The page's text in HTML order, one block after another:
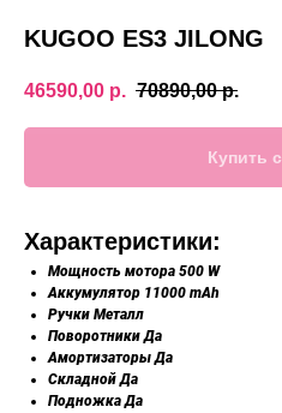
KUGOO ES3 JILONG
46590,00 р. 70890,00 р.
Купить
Характеристики:
Мощность мотора 500 W
Аккумулятор 11000 mAh
Ручки Металл
Поворотники Да
Амортизаторы Да
Складной Да
Подножка Да